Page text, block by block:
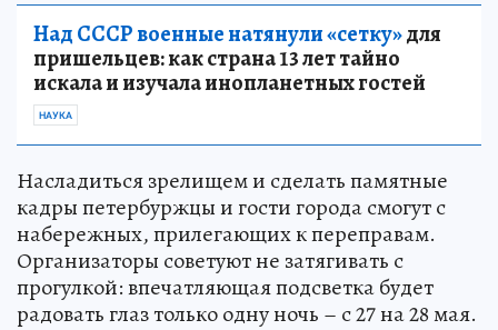
Над СССР военные натянули «сетку»для
пришельцев: как страна 13 лет тайно
искала и изучала инопланетных гостей
НАУКА
Насладиться зрелищем и сделать памятные
кадры петербуржцы и гости города смогут с
набережных, прилегающих к переправам.
Организаторы советуют не затягивать с
прогулкой: впечатляющая подсветка будет
радовать глаз только одну ночь – с 27 на 28 мая.